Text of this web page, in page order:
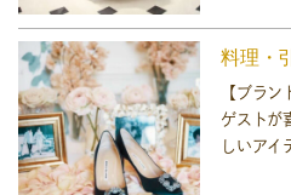
料理・
【ブラン
ゲストが
しいアイ